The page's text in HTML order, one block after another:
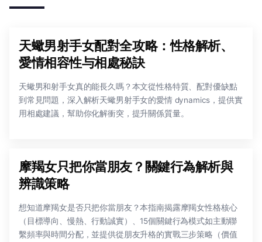
天蠍男射手女配對全攻略：性格解析、
愛情相容性与相處秘訣
天蠍男和射手女真的能長久嗎？本文從性格特質、配對優缺點
到常見問題，深入解析天蠍男射手女的愛情 dynamics，提供實
用相處建議，幫助你化解衝突，提升關係質量。
摩羯女只把你當朋友？關鍵行為解析與
辨識策略
想知道摩羯女是否只把你當朋友？本指南揭露摩羯女性格核心
（目標導向、慢熱、行動誠實）、15個關鍵行為模式如主動聯
繫頻率與時間分配，並提供從朋友升格的實戰三步策略（價值